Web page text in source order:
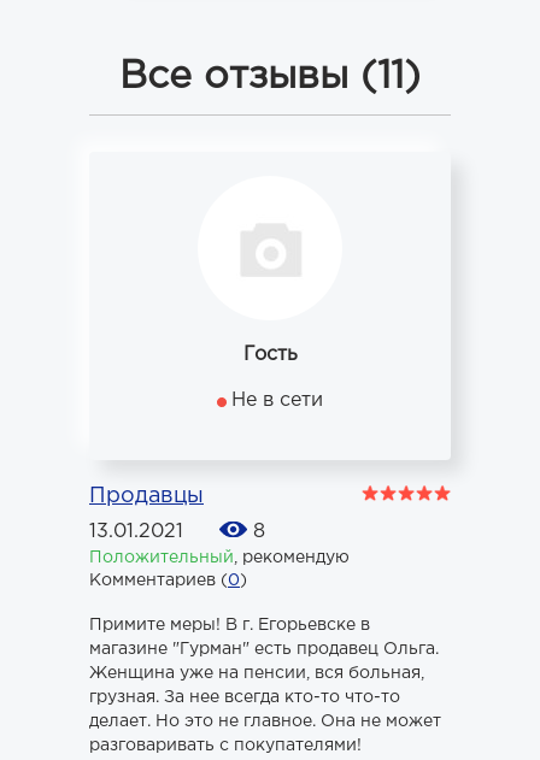
Все отзывы (11)
Гость
Не в сети
Продавцы
13.01.2021 8
Положительный
рекомендую
Комментариев (0)
Примите меры! В г. Егорьевске в
магазине "Гурман" есть продавец Ольга.
Женщина уже на пенсии, вся больная,
грузная. За нее всегда кто-то что-то
делает. Но это не главное. Она не может
разговаривать с покупателями!